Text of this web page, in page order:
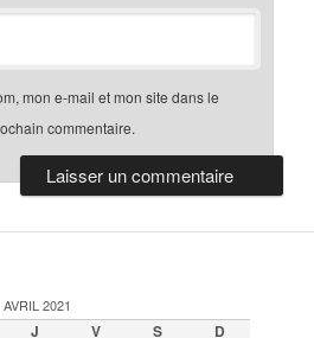
mon e-mail et mon site dans le
commentaire.
AVRIL 2021
J V S D